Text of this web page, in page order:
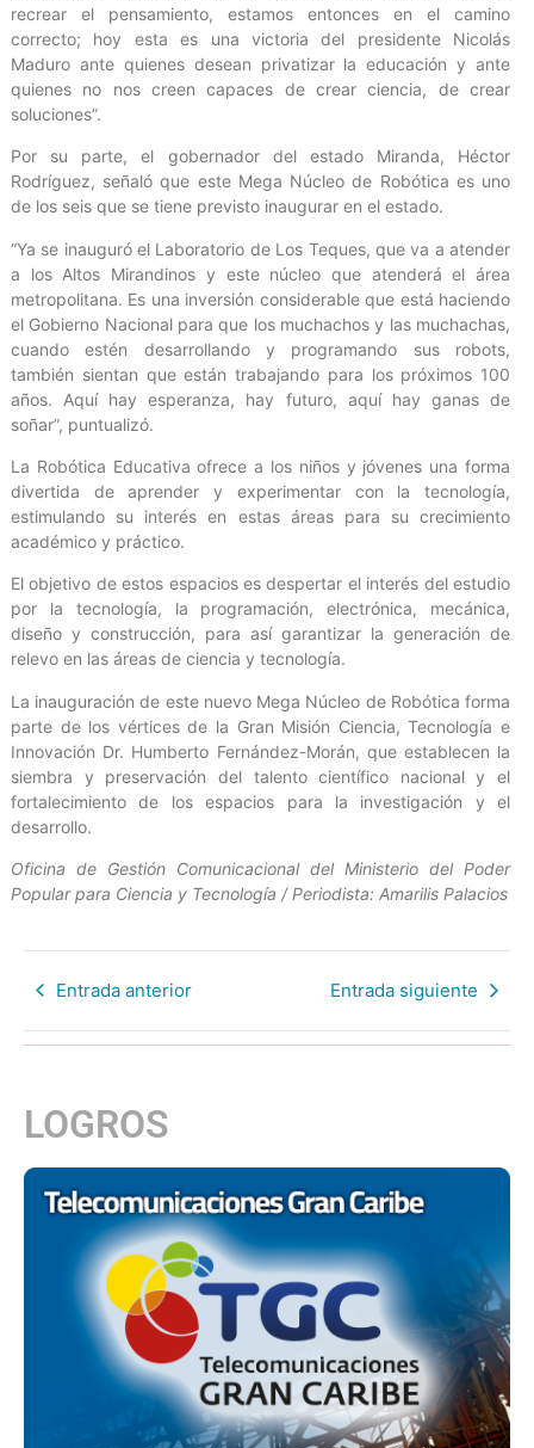
recrear el pensamiento, estamos entonces en el camino
correcto; hoy esta es una victoria del presidente Nicolás
Maduro ante quienes desean privatizar la educación y ante
quienes no nos creen capaces de crear ciencia, de crear
soluciones”.
Por su parte, el gobernador del estado Miranda, Héctor
Rodríguez, señaló que este Mega Núcleo de Robótica es uno
de los seis que se tiene previsto inaugurar en el estado.
“Ya se inauguró el Laboratorio de Los Teques, que va a atender
a los Altos Mirandinos y este núcleo que atenderá el área
metropolitana. Es una inversión considerable que está haciendo
el Gobierno Nacional para que los muchachos y las muchachas,
cuando estén desarrollando y programando sus robots,
también sientan que están trabajando para los próximos 100
años. Aquí hay esperanza, hay futuro, aquí hay ganas de
soñar”, puntualizó.
La Robótica Educativa ofrece a los niños y jóvenes una forma
divertida de aprender y experimentar con la tecnología,
estimulando su interés en estas áreas para su crecimiento
académico y práctico.
El objetivo de estos espacios es despertar el interés del estudio
por la tecnología, la programación, electrónica, mecánica,
diseño y construcción, para así garantizar la generación de
relevo en las áreas de ciencia y tecnología.
La inauguración de este nuevo Mega Núcleo de Robótica forma
parte de los vértices de la Gran Misión Ciencia, Tecnología e
Innovación Dr. Humberto Fernández-Morán, que establecen la
siembra y preservación del talento científico nacional y el
fortalecimiento de los espacios para la investigación y el
desarrollo.
Oficina de Gestión Comunicacional del Ministerio del Poder
Popular para Ciencia y Tecnología / Periodista: Amarilis Palacios
Entrada anterior Entrada siguiente
LOGROS